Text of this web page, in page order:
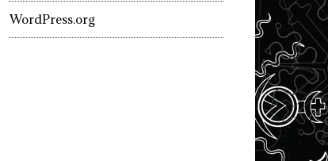
WordPress.org